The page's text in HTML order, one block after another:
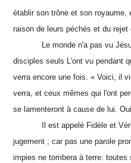
établir son trône et son royaume,
raison de leurs péchés et du rejet
Le monde n'a pas vu Jésus
disciples seuls L'ont vu pendant
verra encore une fois. « Voici, il
verra, et ceux mêmes qui l'ont
se lamenteront à cause de lui.
Il est appelé Fidèle et
jugement ; car pas une parole
impies ne tombera à terre: